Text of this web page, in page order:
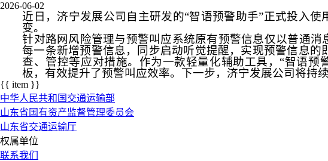
2026-06-02
近日，济宁发展公司自主研发的“智语预警助手”正式投入使
变。
针对路网风险管理与预警叫应系统原有预警信息仅以普通消
每一条新增预警信息，同步启动听觉提醒，实现预警信息
查、管控等应对措施。作为一款轻量化辅助工具， “智语预
板，有效提升了预警叫应效率。下一步，济宁发展公司将持
{{ item }}
中华人民共和国交通运输部
山东省国有资产监督管理委员会
山东省交通运输厅
权属单位
联系我们